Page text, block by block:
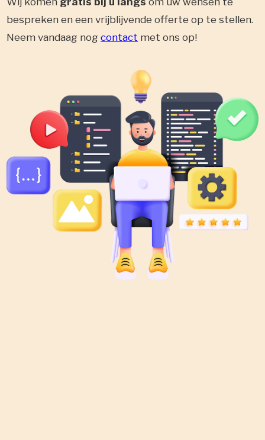
bespreken en een vrijblijvende offerte op te stellen.
Neem vandaag nogcontact met ons op!